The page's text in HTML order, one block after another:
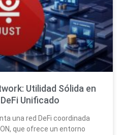
Utilidad Sólida en
Unificado
una red DeFi coordinada
que ofrece un entorno